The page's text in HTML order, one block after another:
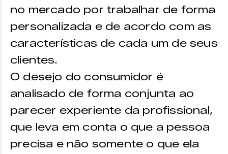
no mercado por trabalhar de forma
personalizada e de acordo com as
características de cada um de seus
clientes.
O desejo do consumidor é
analisado de forma conjunta ao
parecer experiente da profissional,
que leva em conta o que a pessoa
precisa e não somente o que ela